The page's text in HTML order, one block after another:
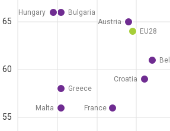
55
60
65
EU28
Bulgaria
Greece
France
Croatia
Hungary
Malta
Austria